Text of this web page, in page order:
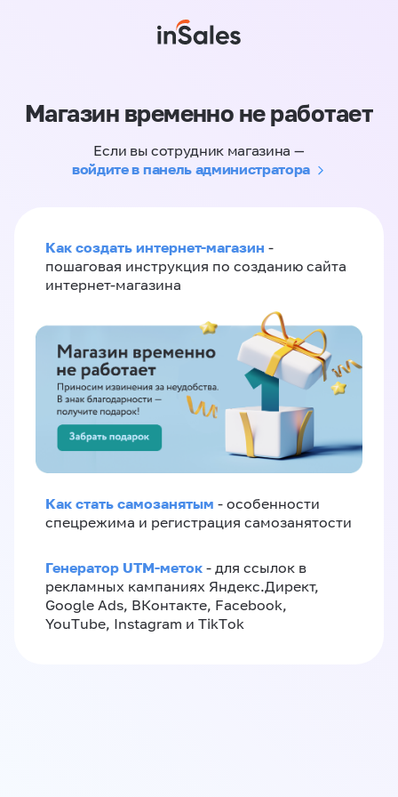
Магазин временно не работает
Если вы сотрудник магазина —
войдите в панель администратора
Как создать интернет-магазин -
пошаговая инструкция по созданию сайта
интернет-магазина
Как стать самозанятым - особенности
спецрежима и регистрация самозанятости
Генератор UTM-меток - для ссылок в
рекламных кампаниях Яндекс.Директ,
Google Ads, ВКонтакте, Facebook,
YouTube, Instagram и TikTok